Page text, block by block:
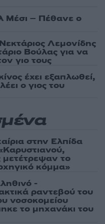
Μέσι – Πέθανε ο
Λεμονίδης
Βούλας για να
γιο τους
έχει εξαπλωθεί,
ο γιος του
στην Ελπίδα
μετέτρεψαν το
κόμμα»
-
ραντεβού του
νοσοκομείου
το μηχανάκι του